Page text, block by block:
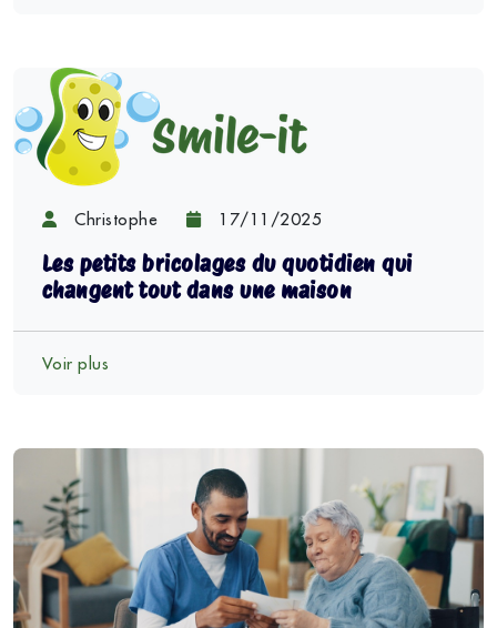
Christophe 17/11/2025
Les petits bricolages du quotidien qui
changent tout dans une maison
Voir plus